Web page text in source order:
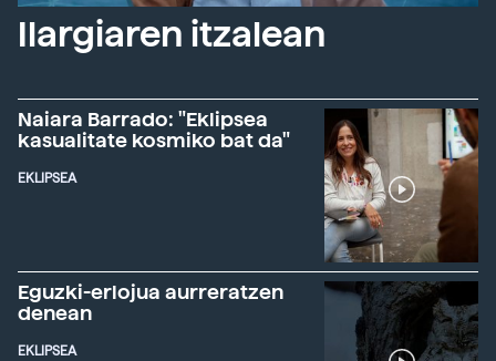
Ilargiaren itzalean
Naiara Barrado: "Eklipsea
kasualitate kosmiko bat da"
EKLIPSEA
Eguzki-erlojua aurreratzen
denean
EKLIPSEA